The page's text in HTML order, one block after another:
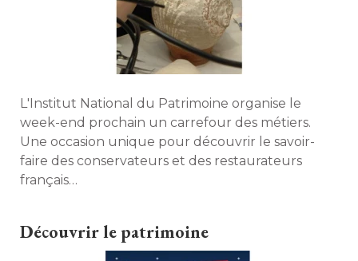
L'Institut National du Patrimoine organise le
week-end prochain un carrefour des métiers.
Une occasion unique pour découvrir le savoir-
faire des conservateurs et des restaurateurs
français…
Découvrir le patrimoine